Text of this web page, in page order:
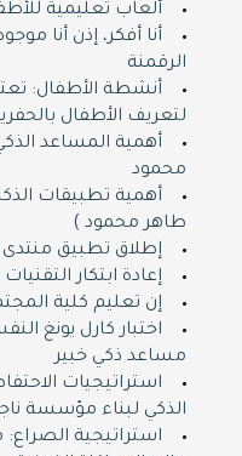
ألعاب تعليمية للأطفال من
أنا أفكر، إذن أنا
الرقمنة
أنشطة الأطفال:
لتعريف الأطفال
محمود
أهمية تطبيقات
طاهر محمود )
إطلاق تطبيق منتدى
إعادة ابتكار
إن تعليم كلية
اختبار كارل يونغ
مساعد ذكي خبير
استراتيجيات
الذكي لبناء مؤسسة
استراتيجية